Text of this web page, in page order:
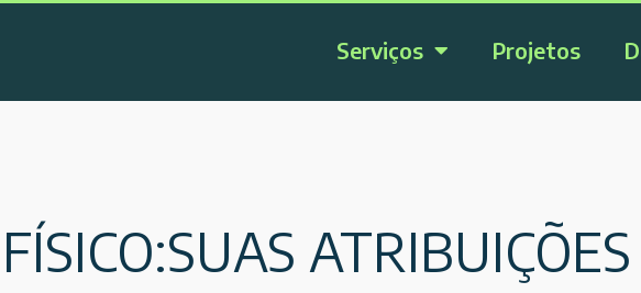
Serviços Projetos
ATRIBUIÇÕES